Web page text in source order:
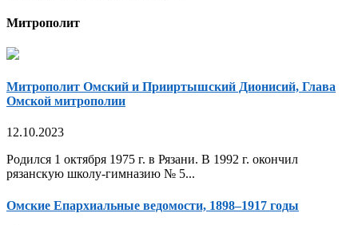
Митрополит
Митрополит Омский и Прииртышский Дионисий, Глава
Омской митрополии
12.10.2023
Родился 1 октября 1975 г. в Рязани. В 1992 г. окончил
рязанскую школу-гимназию № 5...
Омские Епархиальные ведомости, 1898–1917 годы